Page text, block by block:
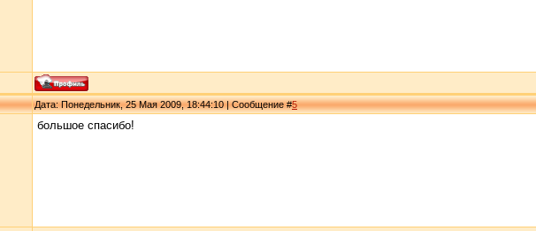
Дата: Понедельник, 25 Мая 2009, 18:44:10 | Сообщение #5
большое спасибо!